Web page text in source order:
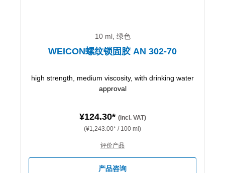
10 ml, 绿色
WEICON螺纹锁固胶 AN 302-70
high strength, medium viscosity, with drinking water
approval
¥124.30* (incl. VAT)
(¥1,243.00* / 100 ml)
评价产品
产品咨询